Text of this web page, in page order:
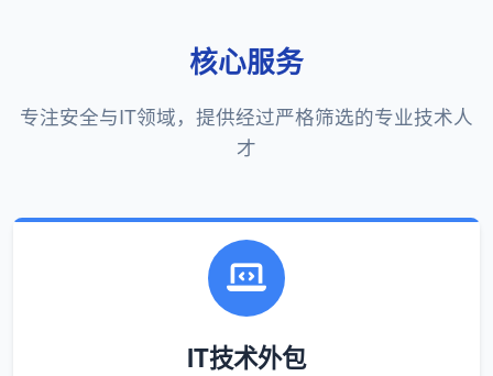
核心服务
专注安全与IT领域，提供经过严格筛选的专业技术人
才
IT技术外包